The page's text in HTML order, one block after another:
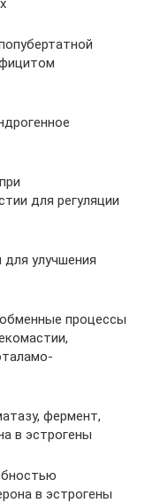
для регуляции
улучшения
процессы
фермент,
в эстрогены
в эстрогены